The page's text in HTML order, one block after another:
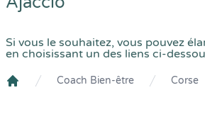
Si vous le souhaitez, vous pouvez
en choisissant un des liens ci-
Coach Bien-être Corse